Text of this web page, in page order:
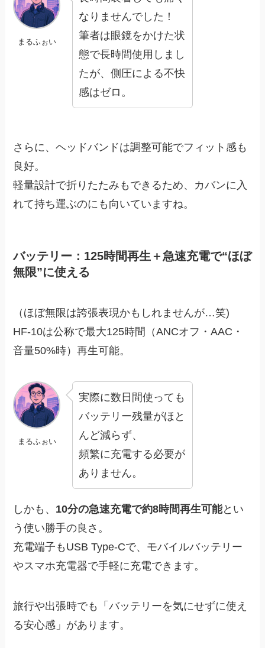
まるふぉい
なりませんでした！
筆者は眼鏡をかけた状
態で長時間使用しまし
たが、側圧による不快
感はゼロ。
さらに、ヘッドバンドは調整可能でフィット感も
良好。
軽量設計で折りたたみもできるため、カバンに入
れて持ち運ぶのにも向いていますね。
バッテリー：125時間再生＋急速充電で“ほぼ
無限”に使える
（ほぼ無限は誇張表現かもしれませんが…笑)
HF-10は公称で最大125時間（ANCオフ・AAC・
音量50%時）再生可能。
まるふぉい
実際に数日間使っても
バッテリー残量がほと
んど減らず、
頻繁に充電する必要が
ありません。
しかも、 10分の急速充電で約8時間再生可能とい
う使い勝手の良さ。
充電端子もUSB Type-Cで、モバイルバッテリー
やスマホ充電器で手軽に充電できます。
旅行や出張時でも「バッテリーを気にせずに使え
る安心感」があります。